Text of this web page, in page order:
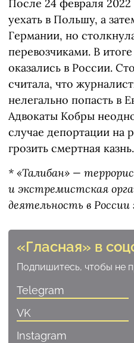
После 24 февраля
уехать в Польшу, а
Германии, но
перевозчиками. В
оказались в России.
считала, что
нелегально попасть в
Адвокаты Кобры
случае депортации на
грозить смертная казнь.
* «Талибан» —
и экстремистская
деятельность в России
«Гласная» в
Подпишитесь, чтобы не
Telegram
VK
Instagram